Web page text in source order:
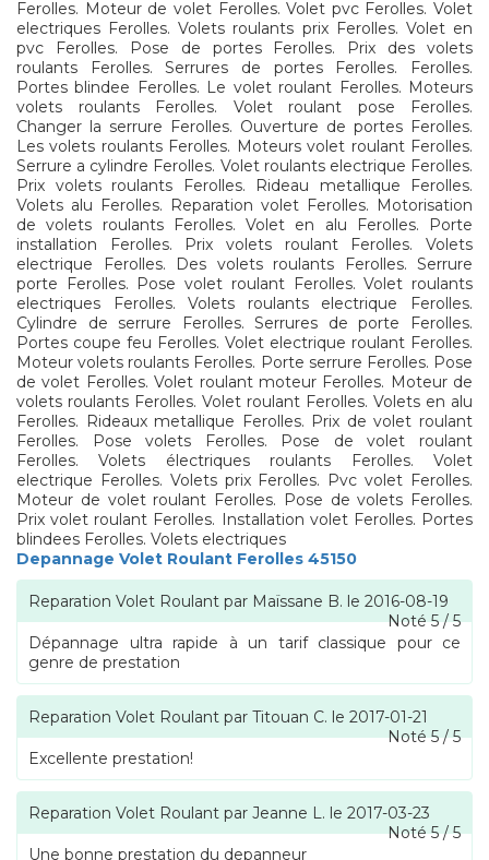
Ferolles. Moteur de volet Ferolles. Volet pvc Ferolles. Volet
electriques Ferolles. Volets roulants prix Ferolles. Volet en
pvc Ferolles. Pose de portes Ferolles. Prix des volets
roulants Ferolles. Serrures de portes Ferolles. Ferolles.
Portes blindee Ferolles. Le volet roulant Ferolles. Moteurs
volets roulants Ferolles. Volet roulant pose Ferolles.
Changer la serrure Ferolles. Ouverture de portes Ferolles.
Les volets roulants Ferolles. Moteurs volet roulant Ferolles.
Serrure a cylindre Ferolles. Volet roulants electrique Ferolles.
Prix volets roulants Ferolles. Rideau metallique Ferolles.
Volets alu Ferolles. Reparation volet Ferolles. Motorisation
de volets roulants Ferolles. Volet en alu Ferolles. Porte
installation Ferolles. Prix volets roulant Ferolles. Volets
electrique Ferolles. Des volets roulants Ferolles. Serrure
porte Ferolles. Pose volet roulant Ferolles. Volet roulants
electriques Ferolles. Volets roulants electrique Ferolles.
Cylindre de serrure Ferolles. Serrures de porte Ferolles.
Portes coupe feu Ferolles. Volet electrique roulant Ferolles.
Moteur volets roulants Ferolles. Porte serrure Ferolles. Pose
de volet Ferolles. Volet roulant moteur Ferolles. Moteur de
volets roulants Ferolles. Volet roulant Ferolles. Volets en alu
Ferolles. Rideaux metallique Ferolles. Prix de volet roulant
Ferolles. Pose volets Ferolles. Pose de volet roulant
Ferolles. Volets électriques roulants Ferolles. Volet
electrique Ferolles. Volets prix Ferolles. Pvc volet Ferolles.
Moteur de volet roulant Ferolles. Pose de volets Ferolles.
Prix volet roulant Ferolles. Installation volet Ferolles. Portes
blindees Ferolles. Volets electriques
Depannage Volet Roulant Ferolles 45150
Reparation Volet Roulant par Maïssane B. le 2016-08-19
Noté5/5
Dépannage ultra rapide à un tarif classique pour ce
genre de prestation
Reparation Volet Roulant par Titouan C. le 2017-01-21
Noté5/5
Excellente prestation!
Reparation Volet Roulant par Jeanne L. le 2017-03-23
Noté5/5
Une bonne prestation du depanneur